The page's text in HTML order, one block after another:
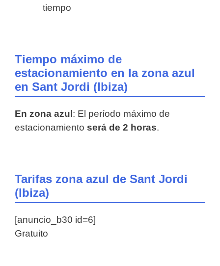
tiempo
Tiempo máximo de
estacionamiento en la zona azul
en Sant Jordi (Ibiza)
En zona azul : El período máximo de
estacionamiento será de 2 horas.
Tarifas zona azul de Sant Jordi
(Ibiza)
[anuncio_b30 id=6]
Gratuito